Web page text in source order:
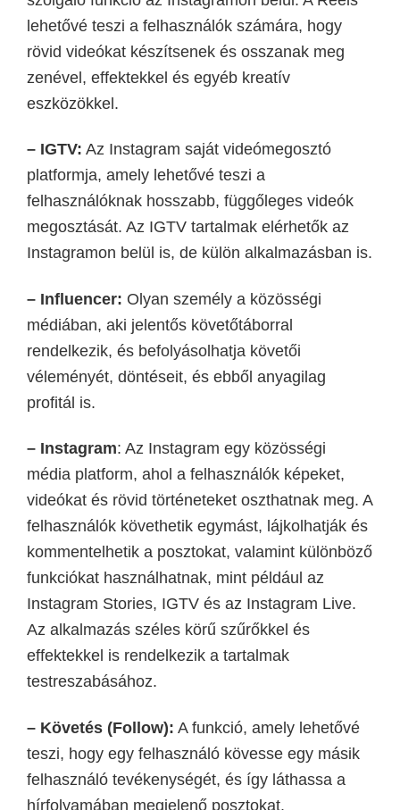
lehetővé teszi a felhasználók számára, hogy
rövid videókat készítsenek és osszanak meg
zenével, effektekkel és egyéb kreatív
eszközökkel.
– IGTV: Az Instagram saját videómegosztó
platformja, amely lehetővé teszi a
felhasználóknak hosszabb, függőleges videók
megosztását. Az IGTV tartalmak elérhetők az
Instagramon belül is, de külön alkalmazásban is.
– Influencer: Olyan személy a közösségi
médiában, aki jelentős követőtáborral
rendelkezik, és befolyásolhatja követői
véleményét, döntéseit, és ebből anyagilag
profitál is.
– Instagram: Az Instagram egy közösségi
média platform, ahol a felhasználók képeket,
videókat és rövid történeteket oszthatnak meg. A
felhasználók követhetik egymást, lájkolhatják és
kommentelhetik a posztokat, valamint különböző
funkciókat használhatnak, mint például az
Instagram Stories, IGTV és az Instagram Live.
Az alkalmazás széles körű szűrőkkel és
effektekkel is rendelkezik a tartalmak
testreszabásához.
– Követés (Follow): A funkció, amely lehetővé
teszi, hogy egy felhasználó kövesse egy másik
felhasználó tevékenységét, és így láthassa a
hírfolyamában megjelenő posztokat.